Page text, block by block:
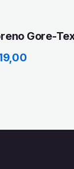
Gore-
Huidige